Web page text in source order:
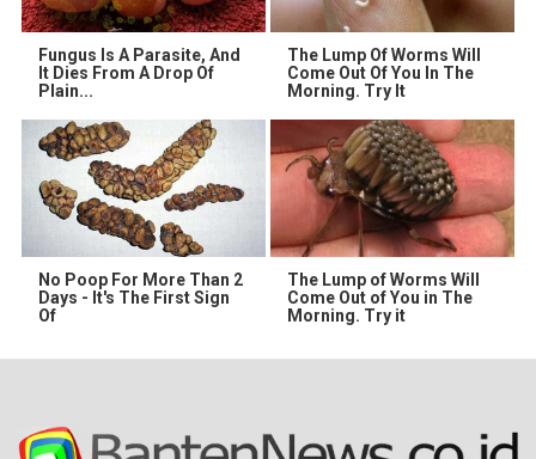
Fungus Is A Parasite, And
It Dies From A Drop Of
Plain...
The Lump Of Worms Will
Come Out Of You In The
Morning. Try It
No Poop For More Than 2
Days - It's The First Sign
Of
The Lump of Worms Will
Come Out of You in The
Morning. Try it